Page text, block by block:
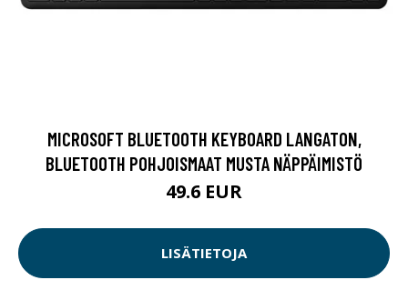
MICROSOFT BLUETOOTH KEYBOARD LANGATON,
BLUETOOTH POHJOISMAAT MUSTA NÄPPÄIMISTÖ
49.6 EUR
LISÄTIETOJA